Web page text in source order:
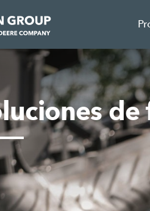
de